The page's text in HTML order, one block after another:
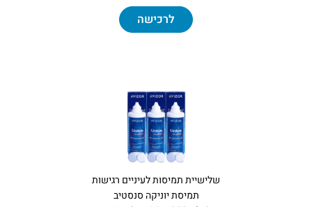
לרכישה
שלישיית תמיסות לעיניים רגישות
תמיסת יוניקה סנסטיב